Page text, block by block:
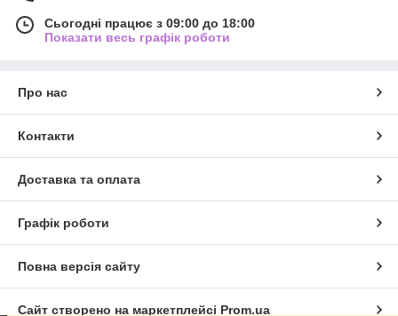
Сьогодні працює з 09:00 до 18:00
Показати весь графік роботи
Про нас
Контакти
Доставка та оплата
Графік роботи
Повна версія сайту
Сайт створено на маркетплейсі Prom.ua